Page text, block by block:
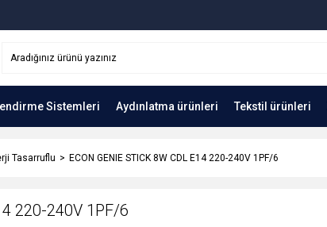
Sistemleri Aydınlatma ürünleri Tekstil ürünleri
Tasarruflu ECON GENIE STICK 8W CDL E14 220-240V 1PF/6
220-240V 1PF/6